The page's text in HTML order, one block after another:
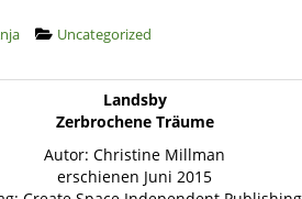
Uncategorized
Landsby
Zerbrochene Träume
Autor: Christine Millman
erschienen Juni 2015